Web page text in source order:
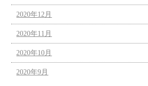
2020年12月
2020年11月
2020年10月
2020年9月